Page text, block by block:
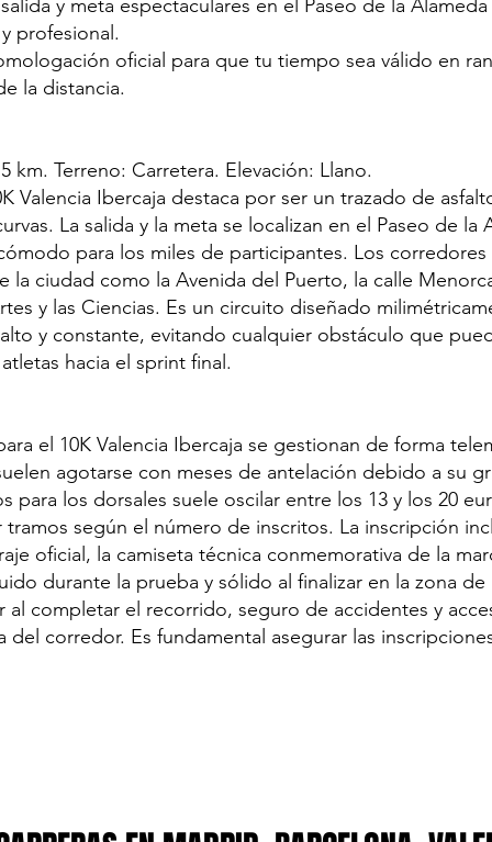
y meta espectaculares en el Paseo de la
profesional.
oficial para que tu tiempo sea válido en
la distancia.
km. Terreno: Carretera. Elevación: Llano.
Valencia Ibercaja destaca por ser un trazado de
La salida y la meta se localizan en el Paseo de la
para los miles de participantes. Los corredores
la ciudad como la Avenida del Puerto, la calle
y las Ciencias. Es un circuito diseñado
y constante, evitando cualquier obstáculo que
hacia el sprint final.
el 10K Valencia Ibercaja se gestionan de forma
agotarse con meses de antelación debido a su
para los dorsales suele oscilar entre los 13 y los 20
según el número de inscritos. La inscripción
oficial, la camiseta técnica conmemorativa de la
durante la prueba y sólido al finalizar en la zona
al completar el recorrido, seguro de accidentes y
del corredor. Es fundamental asegurar las